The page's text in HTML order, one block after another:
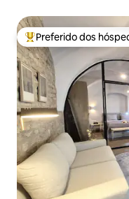
Entre os melhores
Preferido dos